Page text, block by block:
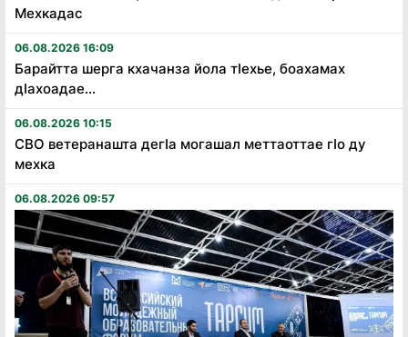
Мехкадас
06.08.2026 16:09
Барайтта шерга кхачанза йола тӏехье, боахамах
дӏахоадае...
06.08.2026 10:15
СВО ветеранашта дегӏа могашал меттаоттае гӏо ду
мехка
06.08.2026 09:57